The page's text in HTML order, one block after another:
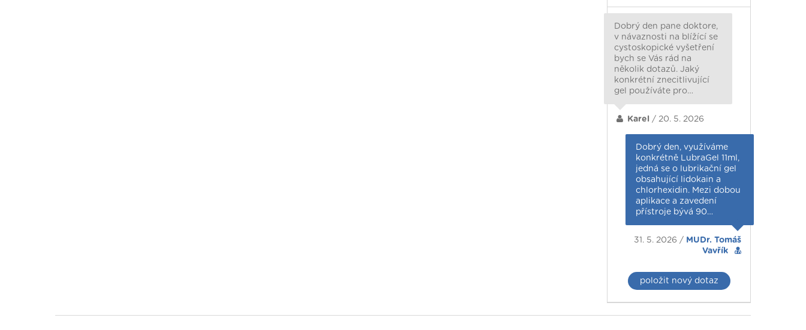
Dobrý den pane doktore,
v návaznosti na blížící se
cystoskopické vyšetření
bych se Vás rád na
několik dotazů. Jaký
konkrétní znecitlivující
gel používáte pro…
Karel / 20. 5. 2026
Dobrý den, využíváme
konkrétně LubraGel 11ml,
jedná se o lubrikační gel
obsahující lidokain a
chlorhexidin. Mezi dobou
aplikace a zavedení
přístroje bývá 90…
31. 5. 2026 / MUDr. Tomáš
Vavřík
položit nový dotaz